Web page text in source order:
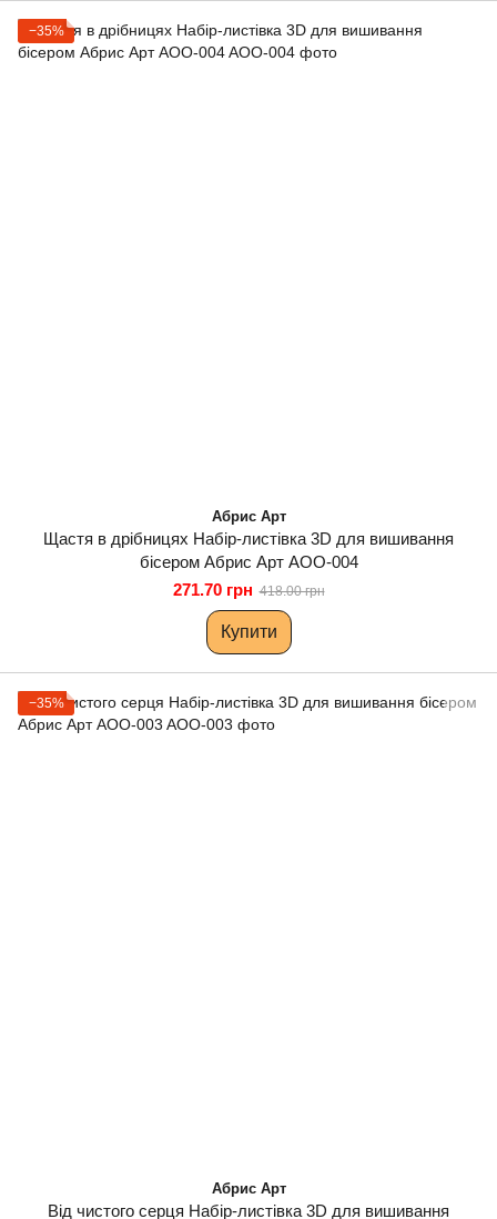
−35%
Абрис Арт
Щастя в дрібницях Набір-листівка 3D для вишивання
бісером Абрис Арт AOO-004
271.70 грн 418.00 грн
Купити
−35%
Абрис Арт
Від чистого серця Набір-листівка 3D для вишивання